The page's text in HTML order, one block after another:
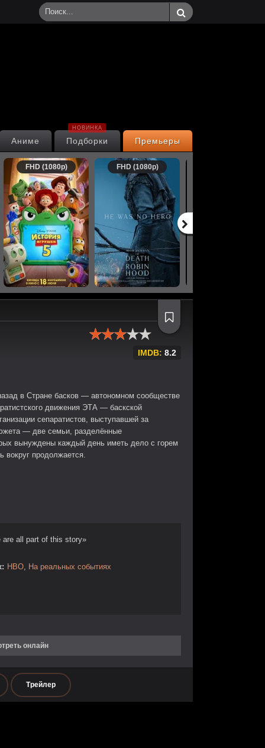
Премьеры
Подборки
НОВИНКА
Аниме
FHD (1080p) FHD (1080p)
IMDB: 8.2
в Стране басков — автономном сообществе
движения ЭТА — баскской
сепаратистов, выступавшей за
— две семьи, разделённые
вынуждены каждый день иметь дело с горем
вокруг продолжается.
are all part of this story»
HBO На реальных событиях
онлайн
Трейлер